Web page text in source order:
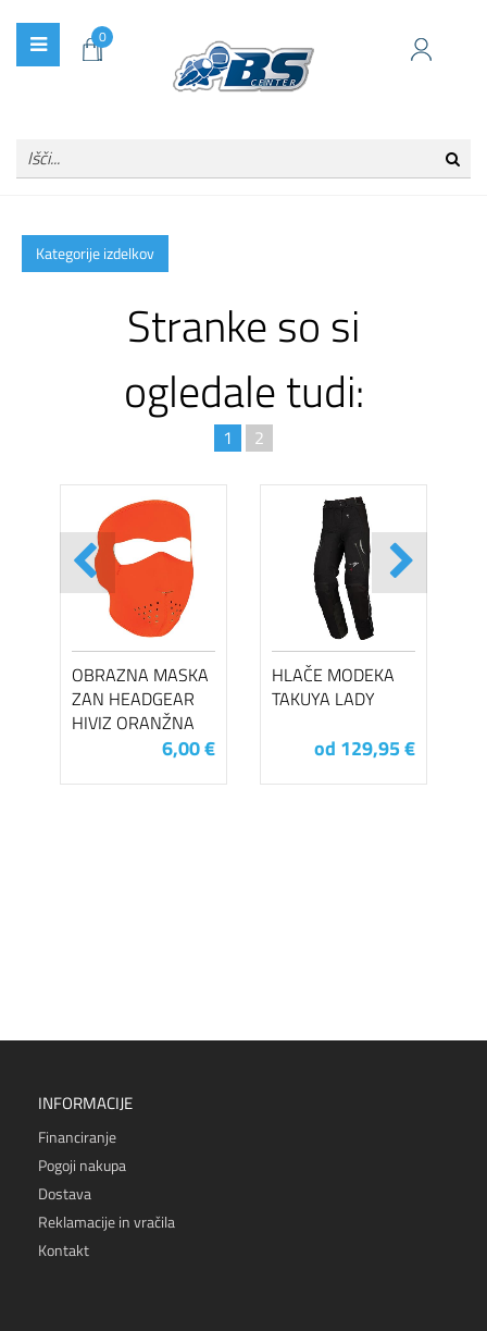
0
Kategorije izdelkov
Stranke so si
ogledale tudi:
1 2
OBRAZNA MASKA
ZAN HEADGEAR
HIVIZ ORANŽNA
6,00 €
HLAČE MODEKA
TAKUYA LADY
od 129,95 €
INFORMACIJE
Financiranje
Pogoji nakupa
Dostava
Reklamacije in vračila
Kontakt